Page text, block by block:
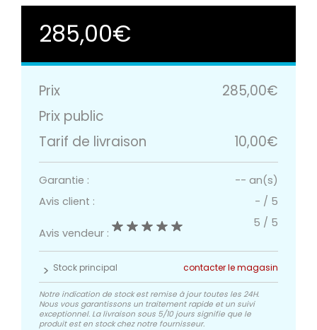
285,00€
Prix
285,00€
Prix public
Tarif de livraison
10,00€
Garantie :
-- an(s)
Avis client :
- / 5
Avis vendeur :
5 / 5
Stock principal contacter le magasin
Notre indication de stock est remise à jour toutes les 24H.
Nous vous garantissons un traitement rapide et un suivi
exceptionnel. La livraison sous 5/10 jours signifie que le
produit est en stock chez notre fournisseur.